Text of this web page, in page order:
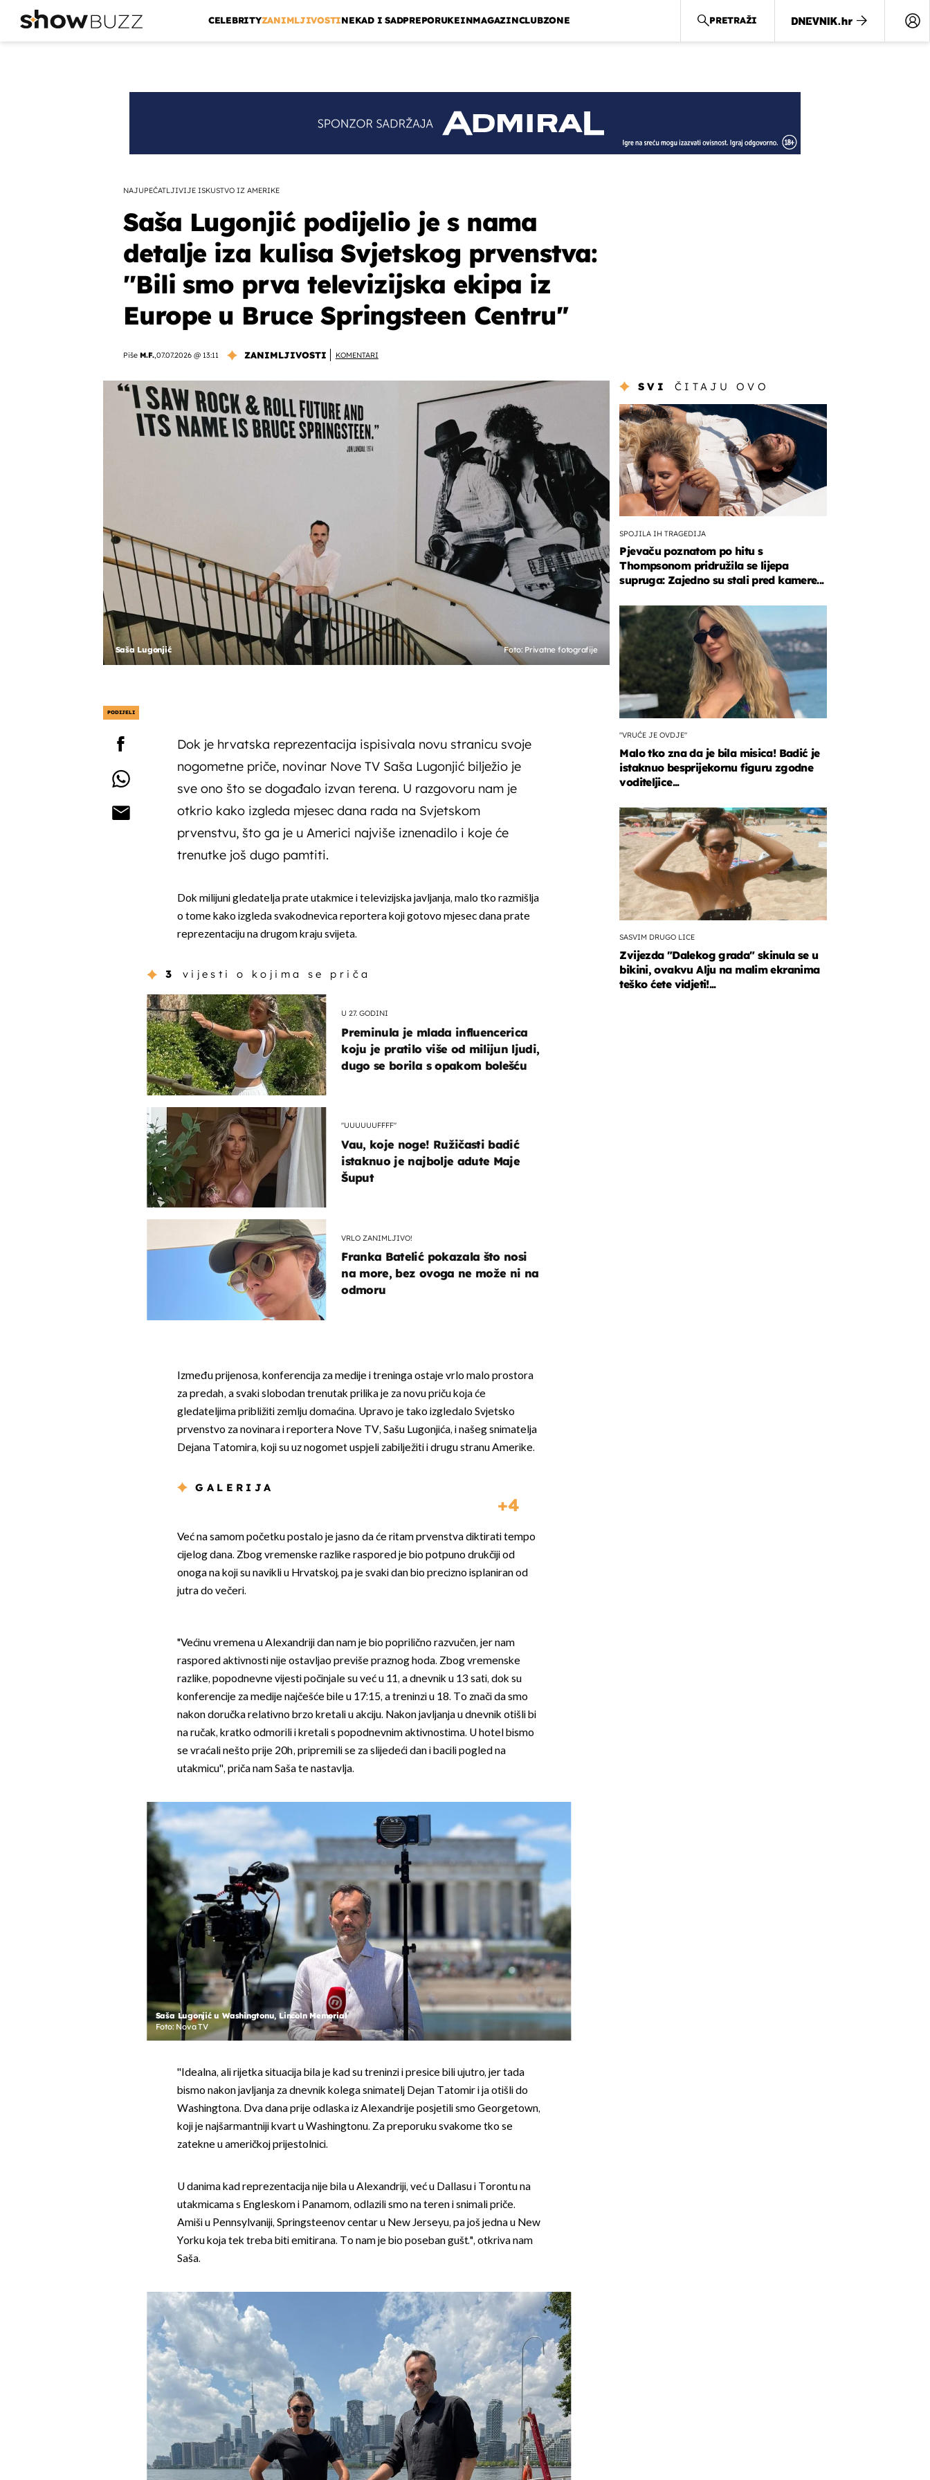
CELEBRITYZANIMLJIVOSTINEKAD I SADPREPORUKEINMAGAZINCLUBZONE PRETRAŽI
NAJUPEČATLJIVIJE ISKUSTVO IZ AMERIKE
Saša Lugonjić podijelio je s nama
detalje iza kulisa Svjetskog prvenstva:
''Bili smo prva televizijska ekipa iz
Europe u Bruce Springsteen Centru"
Piše M.F.,07.07.2026 @ 13:11 ZANIMLJIVOSTI KOMENTARI
Saša Lugonjić Foto: Privatne fotografije
PODIJELI
Dok je hrvatska reprezentacija ispisivala novu stranicu svoje
nogometne priče, novinar Nove TV Saša Lugonjić bilježio je
sve ono što se događalo izvan terena. U razgovoru nam je
otkrio kako izgleda mjesec dana rada na Svjetskom
prvenstvu, što ga je u Americi najviše iznenadilo i koje će
trenutke još dugo pamtiti.
Dok milijuni gledatelja prate utakmice i televizijska javljanja, malo tko razmišlja
o tome kako izgleda svakodnevica reportera koji gotovo mjesec dana prate
reprezentaciju na drugom kraju svijeta.
3 vijesti o kojima se priča
U 27. GODINI
Preminula je mlada influencerica
koju je pratilo više od milijun ljudi,
dugo se borila s opakom bolešću
"UUUUUUFFFF"
Vau, koje noge! Ružičasti badić
istaknuo je najbolje adute Maje
Šuput
VRLO ZANIMLJIVO!
Franka Batelić pokazala što nosi
na more, bez ovoga ne može ni na
odmoru
Između prijenosa, konferencija za medije i treninga ostaje vrlo malo prostora
za predah, a svaki slobodan trenutak prilika je za novu priču koja će
gledateljima približiti zemlju domaćina. Upravo je tako izgledalo Svjetsko
prvenstvo za novinara i reportera Nove TV, Sašu Lugonjića, i našeg snimatelja
Dejana Tatomira, koji su uz nogomet uspjeli zabilježiti i drugu stranu Amerike.
GALERIJA
4
Već na samom početku postalo je jasno da će ritam prvenstva diktirati tempo
cijelog dana. Zbog vremenske razlike raspored je bio potpuno drukčiji od
onoga na koji su navikli u Hrvatskoj, pa je svaki dan bio precizno isplaniran od
jutra do večeri.
"Većinu vremena u Alexandriji dan nam je bio poprilično razvučen, jer nam
raspored aktivnosti nije ostavljao previše praznog hoda. Zbog vremenske
razlike, popodnevne vijesti počinjale su već u 11, a dnevnik u 13 sati, dok su
konferencije za medije najčešće bile u 17:15, a treninzi u 18. To znači da smo
nakon doručka relativno brzo kretali u akciju. Nakon javljanja u dnevnik otišli bi
na ručak, kratko odmorili i kretali s popodnevnim aktivnostima. U hotel bismo
se vraćali nešto prije 20h, pripremili se za slijedeći dan i bacili pogled na
utakmicu'', priča nam Saša te nastavlja.
Saša Lugonjić u Washingtonu, Lincoln Memorial
Foto: Nova TV
''Idealna, ali rijetka situacija bila je kad su treninzi i presice bili ujutro, jer tada
bismo nakon javljanja za dnevnik kolega snimatelj Dejan Tatomir i ja otišli do
Washingtona. Dva dana prije odlaska iz Alexandrije posjetili smo Georgetown,
koji je najšarmantniji kvart u Washingtonu. Za preporuku svakome tko se
zatekne u američkoj prijestolnici.
U danima kad reprezentacija nije bila u Alexandriji, već u Dallasu i Torontu na
utakmicama s Engleskom i Panamom, odlazili smo na teren i snimali priče.
Amiši u Pennsylvaniji, Springsteenov centar u New Jerseyu, pa još jedna u New
Yorku koja tek treba biti emitirana. To nam je bio poseban gušt.", otkriva nam
Saša.
SVI ČITAJU OVO
SPOJILA IH TRAGEDIJA
Pjevaču poznatom po hitu s
Thompsonom pridružila se lijepa
supruga: Zajedno su stali pred kamere...
"VRUĆE JE OVDJE"
Malo tko zna da je bila misica! Badić je
istaknuo besprijekornu figuru zgodne
voditeljice...
SASVIM DRUGO LICE
Zvijezda "Dalekog grada" skinula se u
bikini, ovakvu Alju na malim ekranima
teško ćete vidjeti!...
OMOGUĆI OBAVIJESTI